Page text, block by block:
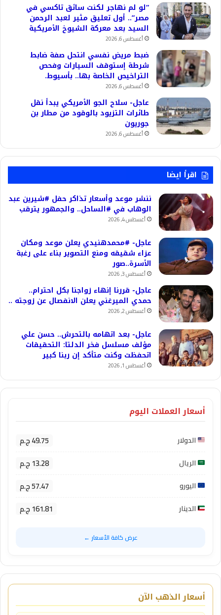
“لو لم نهاجر لكنت سائق تاكسي في
مصر”.. أول تعليق مثير لعبد الرحمن
السيد بعد معركة الشيوخ الأمريكية
أغسطس 6, 2026
ضبط مريض نفسي انتحل صفة ضابط
شرطة إستوقف السيارات وفحص
التراخيص الخاصة بها.. بأسيوط.
أغسطس 6, 2026
عاجل- سلاح الجو الأمريكي يبدأ نقل
طائرات التزيود بالوقود من مطار بن
جوريون
أغسطس 6, 2026
اقرأ ايضا
ننشر موعد وأسعار تذاكر حفل #شيرين عبد
الوهاب في #الساحل.. والجمهور يترقب
أغسطس 4, 2026
عاجل- #محمدهنيدي يعلن موعد ومكان
عزاء شقيقه ومنع التصوير بناء على رغبة
الأسرة..صور
أغسطس 3, 2026
عاجل- قررنا إنهاء زواجنا بكل احترام..
حمدي الميرغني يعلن الانفصال عن زوجته ..
أغسطس 2, 2026
عاجل- بعد اتهامه بالتحرش.. حسن علي
مؤلف مسلسل فخر الدلتا: التحقيقات
اتحفظت وكنت متأكد إن ربنا كبير
أغسطس 1, 2026
أسعار العملات اليوم
الدولار 49.75 ج.م
الريال 13.28 ج.م
اليورو 57.47 ج.م
الدينار 161.81 ج.م
عرض كافة الأسعار ←
أسعار الذهب الآن